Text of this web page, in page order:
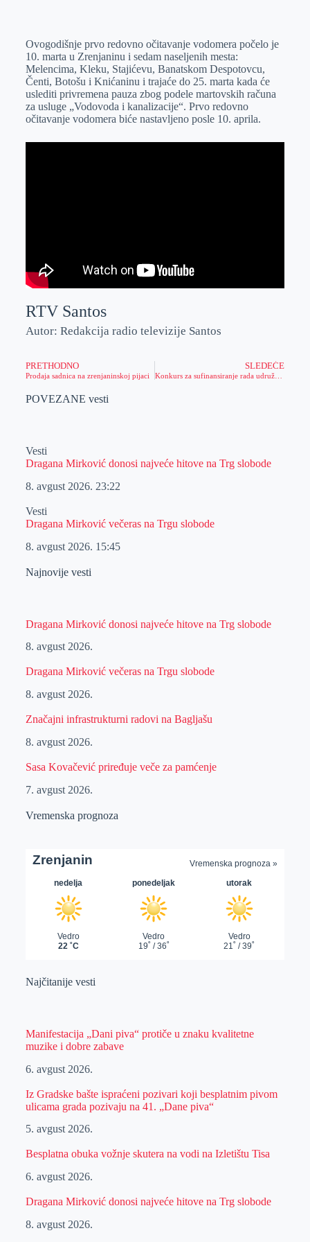
e
r
I
n
s
A
p
p
a
i
l
Ovogodišnje prvo redovno očitavanje vodomera počelo je
10. marta u Zrenjaninu i sedam naseljenih mesta:
Melencima, Kleku, Stajićevu, Banatskom Despotovcu,
Čenti, Botošu i Knićaninu i trajaće do 25. marta kada će
uslediti privremena pauza zbog podele martovskih računa
za usluge „Vodovoda i kanalizacije“. Prvo redovno
očitavanje vodomera biće nastavljeno posle 10. aprila.
RTV Santos
Autor: Redakcija radio televizije Santos
PRETHODNO
Prodaja sadnica na zrenjaninskoj pijaci
SLEDEĆE
POVEZANE vesti
Vesti
Dragana Mirković donosi najveće hitove na Trg slobode
8. avgust 2026. 23:22
Vesti
Dragana Mirković večeras na Trgu slobode
8. avgust 2026. 15:45
Najnovije vesti
Dragana Mirković donosi najveće hitove na Trg slobode
8. avgust 2026.
Dragana Mirković večeras na Trgu slobode
8. avgust 2026.
Značajni infrastrukturni radovi na Bagljašu
8. avgust 2026.
Sasa Kovačević priređuje veče za pamćenje
7. avgust 2026.
Vremenska prognoza
Najčitanije vesti
Manifestacija „Dani piva“ protiče u znaku kvalitetne
muzike i dobre zabave
6. avgust 2026.
Iz Gradske bašte ispraćeni pozivari koji besplatnim pivom
ulicama grada pozivaju na 41. „Dane piva“
5. avgust 2026.
Besplatna obuka vožnje skutera na vodi na Izletištu Tisa
6. avgust 2026.
Dragana Mirković donosi najveće hitove na Trg slobode
8. avgust 2026.